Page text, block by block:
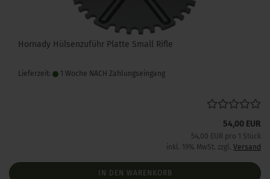
Hornady Hülsenzuführ Platte Small Rifle
Lieferzeit: 1 Woche NACH Zahlungseingang
54,00 EUR
54,00 EUR pro 1 Stück
inkl. 19% MwSt. zzgl. Versand
IN DEN WARENKORB